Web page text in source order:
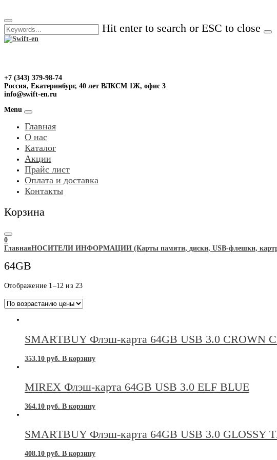
to
content
Hit enter to search or ESC to close
+7 (343) 379-98-74
Россия, Екатеринбург, 40 лет ВЛКСМ 1Ж, офис 3
info@swift-en.ru
Menu
Главная
О нас
Каталог
Акции
Прайс лист
Оплата и доставка
Контакты
Корзина
0
ГлавнаяНОСИТЕЛИ ИНФОРМАЦИИ (Карты памяти, диски, USB-флешки,
64GB
Отображение 1–12 из 23Цены:
возрастанию
SMARTBUY Флэш-карта 64GB USB 3.0
353.10 руб. В корзину
MIREX Флэш-карта 64GB USB 3.0 ELF BLUE
364.10 руб. В корзину
SMARTBUY Флэш-карта 64GB USB 3.0
408.10 руб. В корзину